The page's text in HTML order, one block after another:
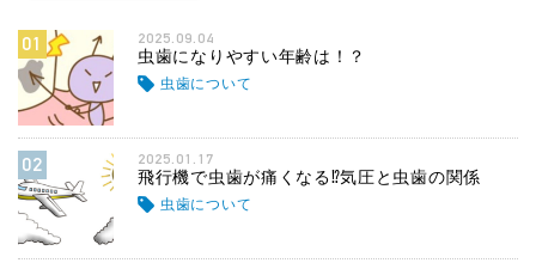
01 2025.09.04
虫歯になりやすい年齢は！？
虫歯について
02 2025.01.17
飛行機で虫歯が痛くなる⁉気圧と虫歯の関係
虫歯について